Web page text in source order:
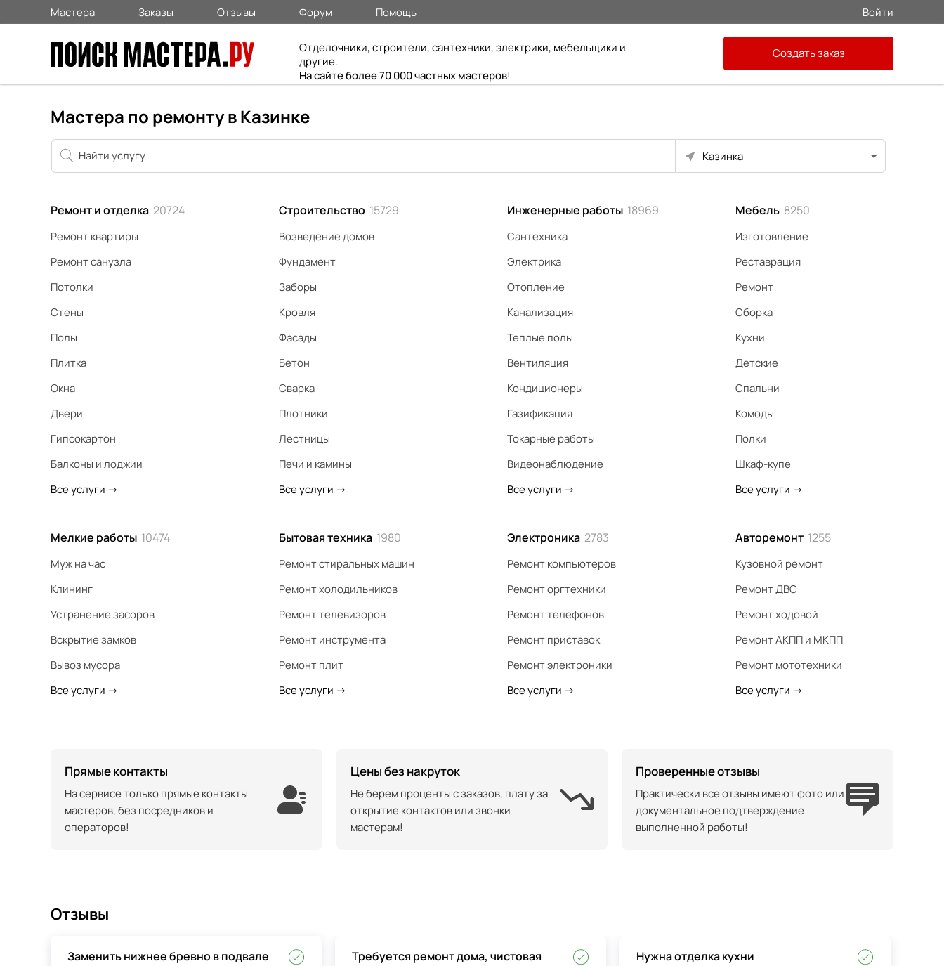
Мастера Заказы Отзывы Форум Помощь Войти
Отделочники, строители, сантехники, электрики, мебельщики и
другие.
На сайте более 70 000 частных мастеров!
Создать заказ
Мастера по ремонту в Казинке
Казинка
Ремонт и отделка 20724
Ремонт квартиры
Ремонт санузла
Потолки
Стены
Полы
Плитка
Окна
Двери
Гипсокартон
Балконы и лоджии
Все услуги ->
Строительство 15729
Возведение домов
Фундамент
Заборы
Кровля
Фасады
Бетон
Сварка
Плотники
Лестницы
Печи и камины
Все услуги ->
Инженерные работы 18969
Сантехника
Электрика
Отопление
Канализация
Теплые полы
Вентиляция
Кондиционеры
Газификация
Токарные работы
Видеонаблюдение
Все услуги ->
Мебель 8250
Изготовление
Реставрация
Ремонт
Сборка
Кухни
Детские
Спальни
Комоды
Полки
Шкаф-купе
Все услуги ->
Мелкие работы 10474
Муж на час
Клининг
Устранение засоров
Вскрытие замков
Вывоз мусора
Все услуги ->
Бытовая техника 1980
Ремонт стиральных машин
Ремонт холодильников
Ремонт телевизоров
Ремонт инструмента
Ремонт плит
Все услуги ->
Электроника 2783
Ремонт компьютеров
Ремонт оргтехники
Ремонт телефонов
Ремонт приставок
Ремонт электроники
Все услуги ->
Авторемонт 1255
Кузовной ремонт
Ремонт ДВС
Ремонт ходовой
Ремонт АКПП и МКПП
Ремонт мототехники
Все услуги ->
Прямые контакты
На сервисе только прямые контакты
мастеров, без посредников и
операторов!
Цены без накруток
Не берем проценты с заказов, плату за
открытие контактов или звонки
мастерам!
Проверенные отзывы
Практически все отзывы имеют фото или
документальное подтверждение
выполненной работы!
Отзывы
Заменить нижнее бревно в подвале
Требуется ремонт дома, чистовая
Нужна отделка кухни